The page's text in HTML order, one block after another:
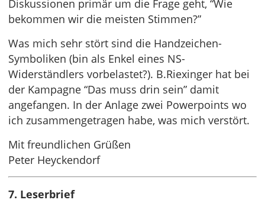
Diskussionen primär um die Frage geht, “Wie
bekommen wir die meisten Stimmen?”
Was mich sehr stört sind die Handzeichen-
Symboliken (bin als Enkel eines NS-
Widerständlers vorbelastet?). B.Riexinger hat bei
der Kampagne “Das muss drin sein” damit
angefangen. In der Anlage zwei Powerpoints wo
ich zusammengetragen habe, was mich verstört.
Mit freundlichen Grüßen
Peter Heyckendorf
7. Leserbrief